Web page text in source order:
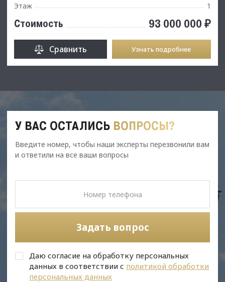
Этаж
1
Стоимость 93 000 000 ₽
Сравнить Узнать подробнее
У ВАС ОСТАЛИСЬ ВОПРОСЫ?
Введите номер, чтобы наши эксперты перезвонили вам
и ответили на все ваши вопросы
Задать вопрос
Даю согласие на обработку персональных
данных в соответствии с политикой обработки
персональных данных